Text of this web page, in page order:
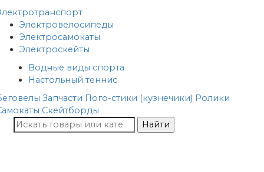
Электровелосипеды
Электросамокаты
Электроскейты
Водные виды спорта
Настольный теннис
Запчасти Пого-стики (кузнечики) Ролики
Скейтборды
Найти